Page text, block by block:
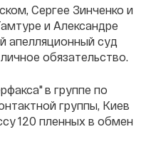
Сергее Зинченко и
и Александре
апелляционный суд
обязательство.
в группе по
группы, Киев
120 пленных в обмен